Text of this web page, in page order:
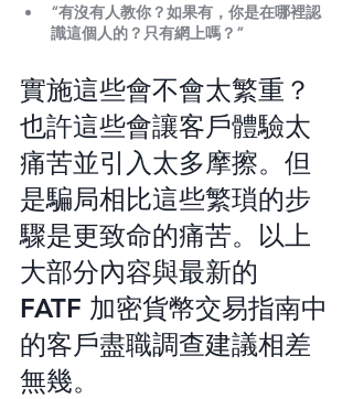
“有沒有人教你？如果有，你是在哪裡認
識這個人的？只有網上嗎？”
實施這些會不會太繁重？
也許這些會讓客戶體驗太
痛苦並引入太多摩擦。但
是騙局相比這些繁瑣的步
驟是更致命的痛苦。以上
大部分內容與最新的
FATF 加密貨幣交易指南中
的客戶盡職調查建議相差
無幾。